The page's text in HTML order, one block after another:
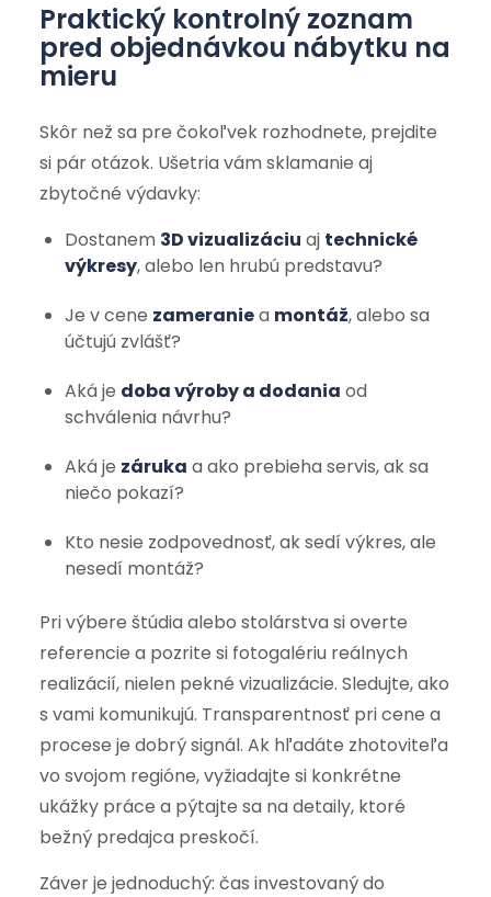
Praktický kontrolný zoznam
pred objednávkou nábytku na
mieru
Skôr než sa pre čokoľvek rozhodnete, prejdite
si pár otázok. Ušetria vám sklamanie aj
zbytočné výdavky:
Dostanem 3D vizualizáciu aj technické
výkresy, alebo len hrubú predstavu?
Je v cene zameraniea montáž, alebo sa
účtujú zvlášť?
Aká je doba výroby a dodania od
schválenia návrhu?
Aká je záruka a ako prebieha servis, ak sa
niečo pokazí?
Kto nesie zodpovednosť, ak sedí výkres, ale
nesedí montáž?
Pri výbere štúdia alebo stolárstva si overte
referencie a pozrite si fotogalériu reálnych
realizácií, nielen pekné vizualizácie. Sledujte, ako
s vami komunikujú. Transparentnosť pri cene a
procese je dobrý signál. Ak hľadáte zhotoviteľa
vo svojom regióne, vyžiadajte si konkrétne
ukážky práce a pýtajte sa na detaily, ktoré
bežný predajca preskočí.
Záver je jednoduchý: čas investovaný do